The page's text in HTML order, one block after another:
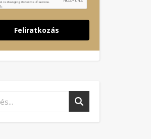
Feliratkozás